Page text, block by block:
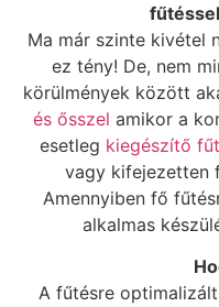
Ma már szinte kivétel
ez tény! De, nem
körülmények között
és ősszel amikor a
esetleg kiegészítő
vagy kifejezetten
Amennyiben fő
alkalmas
A fűtésre